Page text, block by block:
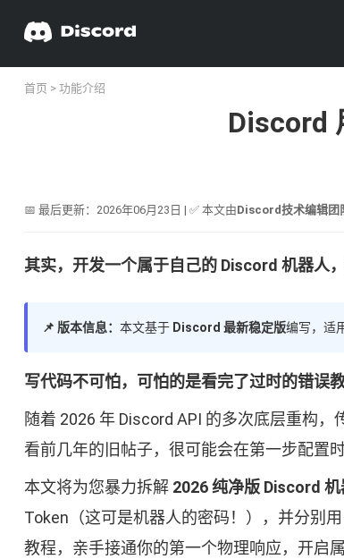
首页 > 功能介绍
Discord
📅 最后更新：2026年06月23日 | ✅ 本文由Discord技术编辑团
其实，开发一个属于自己的 Discord 机器人
📌 版本信息： 本文基于 Discord 最新稳定版编写，适
写代码不可怕，可怕的是看完了过时的错误教
随着 2026 年 Discord API 的多次底层重构，
看前几年的旧帖子，很可能会在第一步配置
本文将为您暴力拆解 2026 纯净版 Discord
Token（这可是机器人的密码！），并分别
教程，亲手接通你的第一个物理响应，开启